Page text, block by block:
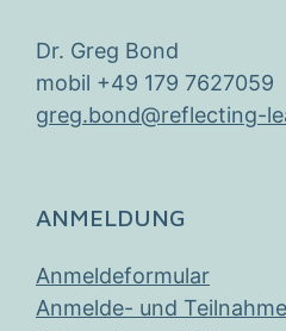
Dr. Greg Bond
mobil +49 179 7627059
greg.bond@reflecting-
ANMELDUNG
Anmeldeformular
Anmelde- und